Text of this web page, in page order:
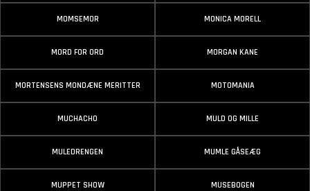
MOMSEMOR MONICA MORELL
MORD FOR ORD MORGAN KANE
MORTENSENS MONDÆNE MERITTER MOTOMANIA
MUCHACHO MULD OG MILLE
MULEDRENGEN MUMLE GÅSEÆG
MUPPET SHOW MUSEBOGEN